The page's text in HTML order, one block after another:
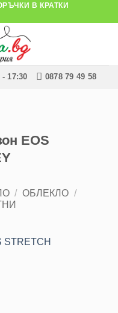
В КРАТКИ
- 17:30 0878 79 49 58
EOS
/ ОБЛЕКЛО /